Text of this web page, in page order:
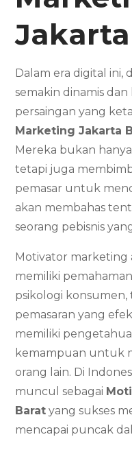
Dalam era digital ini,
semakin dinamis
persaingan yang
Marketing Jakarta
Mereka bukan
tetapi juga
pemasar untuk
akan membahas
seorang pebisnis
Motivator marketing
memiliki
psikologi konsumen,
pemasaran yang
memiliki
kemampuan untuk
orang lain. Di
muncul sebagai
Barat yang sukses
mencapai puncak